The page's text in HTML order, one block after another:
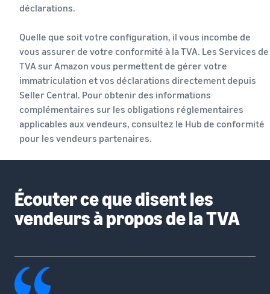
déclarations.
Quelle que soit votre configuration, il vous incombe de
vous assurer de votre conformité à la TVA. Les Services de
TVA sur Amazon vous permettent de gérer votre
immatriculation et vos déclarations directement depuis
Seller Central. Pour obtenir des informations
complémentaires sur les obligations réglementaires
applicables aux vendeurs, consultez le Hub de conformité
pour les vendeurs partenaires.
Écouter ce que disent les
vendeurs à propos de la TVA